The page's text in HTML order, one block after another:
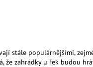
stále populárnějšími,
že zahrádky u řek budou